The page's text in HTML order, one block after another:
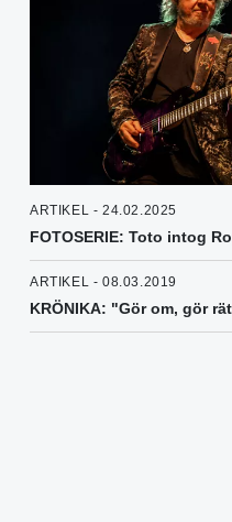
ARTIKEL - 24.02.2025
FOTOSERIE: Toto intog
ARTIKEL - 08.03.2019
KRÖNIKA: "Gör om, gör